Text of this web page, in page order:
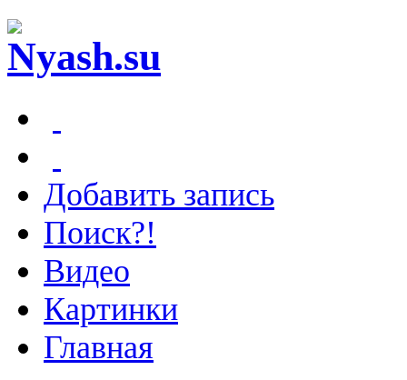
Добавить запись
Поиск?!
Видео
Картинки
Главная